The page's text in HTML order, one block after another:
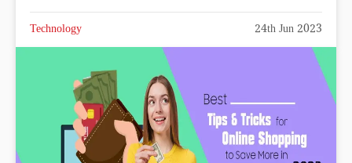
Technology 24th Jun 2023